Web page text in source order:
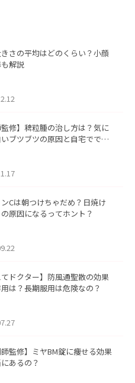
さの平均はどのくらい？小顔
解説
監修】稗粒腫の治し方は？気に
ブツブツの原因と自宅ででき
Cは朝つけちゃだめ？日焼け
原因になるってホント？
てドクター】防風通聖散の効果
は？長期服用は危険なの？
師監修】ミヤBM錠に痩せる効果
あるの？